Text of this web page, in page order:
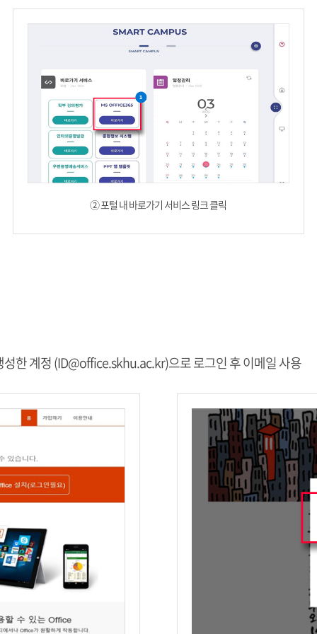
② 포털 내 바로가기 서비스 링크 클릭
한 계정 (ID@office.skhu.ac.kr)으로 로그인 후 이메일 사용